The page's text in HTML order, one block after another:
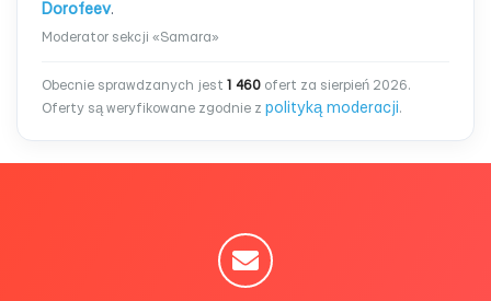
Dorofeev.
Moderator sekcji «Samara»
Obecnie sprawdzanych jest 1 460 ofert za sierpień 2026.
Oferty są weryfikowane zgodnie z polityką moderacji.